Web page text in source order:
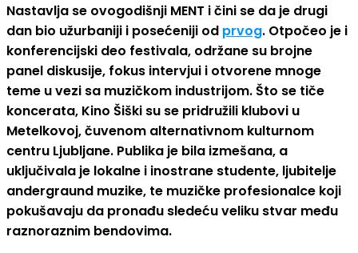
Nastavlja se ovogodišnji MENT i čini se da je drugi
dan bio užurbaniji i posećeniji od prvog. Otpočeo je i
konferencijski deo festivala, održane su brojne
panel diskusije, fokus intervjui i otvorene mnoge
teme u vezi sa muzičkom industrijom. Što se tiče
koncerata, Kino Šiški su se pridružili klubovi u
Metelkovoj, čuvenom alternativnom kulturnom
centru Ljubljane. Publika je bila izmešana, a
uključivala je lokalne i inostrane studente, ljubitelje
andergraund muzike, te muzičke profesionalce koji
pokušavaju da pronađu sledeću veliku stvar među
raznoraznim bendovima.